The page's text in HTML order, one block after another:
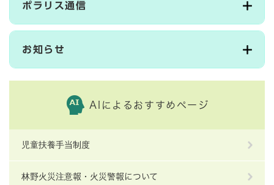
ポラリス通信
お知らせ
AIによるおすすめページ
児童扶養手当制度
林野火災注意報・火災警報について